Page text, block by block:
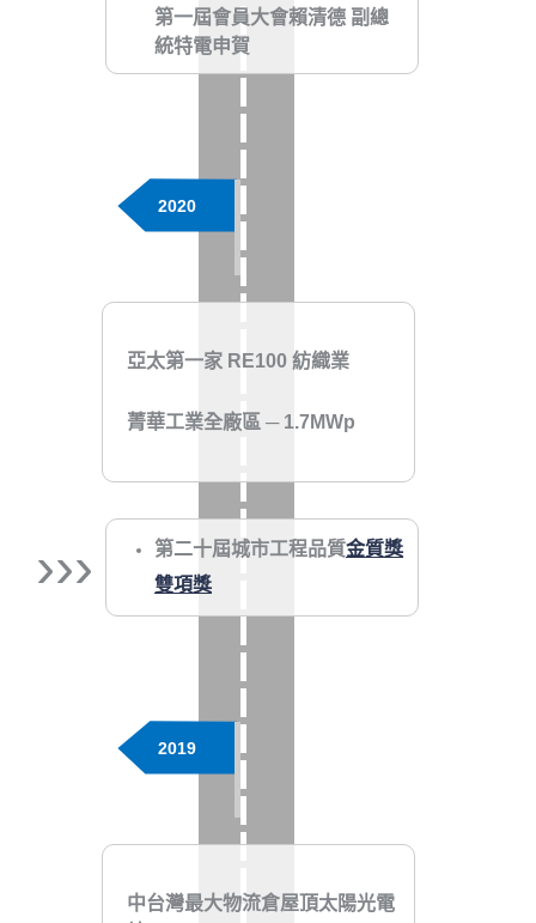
第一屆會員大會賴清德 副總
統特電申賀
2020
亞太第一家 RE100 紡織業
菁華工業全廠區 ─ 1.7MWp
››› 第二十屆城市工程品質金質獎
雙項獎
2019
中台灣最大物流倉屋頂太陽光電